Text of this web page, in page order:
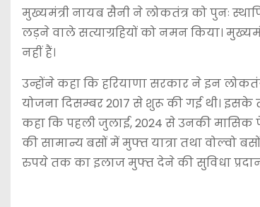
मुख्यमंत्री नायब सैनी ने लोकतंत्र को पुनः
लड़ने वाले सत्याग्रहियों को नमन किया।
नहीं हैं।
उन्होंने कहा कि हरियाणा सरकार ने इन
योजना दिसम्बर 2017 से शुरू की गई थी। इसके
कहा कि पहली जुलाई, 2024 से उनकी मासिक
की सामान्य बसों में मुफ्त यात्रा तथा वोल्वो
रुपये तक का इलाज मुफ्त देने की सुविधा प्रदान